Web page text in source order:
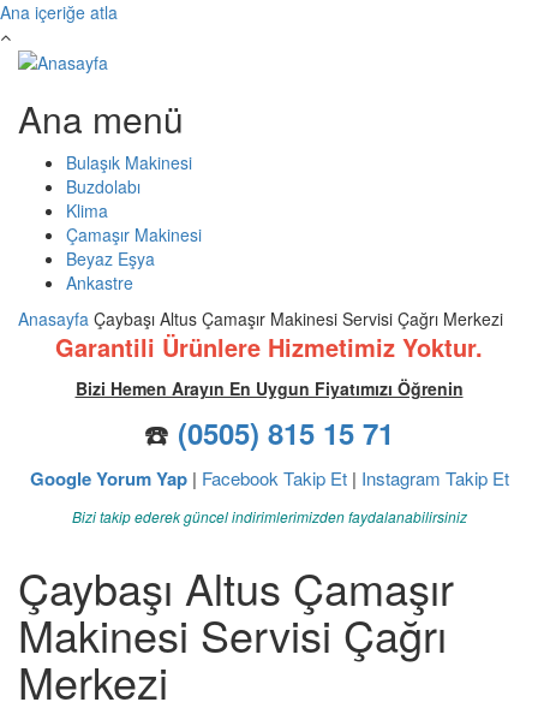
Ana içeriğe atla
Ana menü
Bulaşık Makinesi
Buzdolabı
Klima
Çamaşır Makinesi
Beyaz Eşya
Ankastre
Anasayfa Çaybaşı Altus Çamaşır Makinesi Servisi Çağrı Merkezi
Garantili Ürünlere Hizmetimiz Yoktur.
Bizi Hemen Arayın En Uygun Fiyatımızı Öğrenin
☎️ (0505) 815 15 71
Google Yorum Yap| Facebook Takip Et| Instagram Takip Et
Bizi takip ederek güncel indirimlerimizden faydalanabilirsiniz
Çaybaşı Altus Çamaşır
Makinesi Servisi Çağrı
Merkezi